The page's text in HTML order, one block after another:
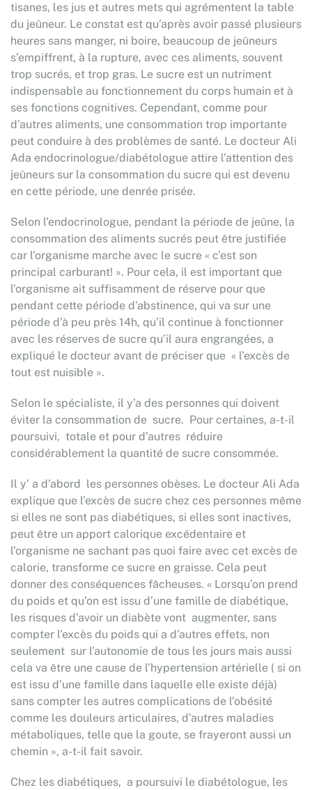
tisanes, les jus et autres mets qui agrémentent la table
du jeûneur. Le constat est qu’après avoir passé plusieurs
heures sans manger, ni boire, beaucoup de jeûneurs
s’empiffrent, à la rupture, avec ces aliments, souvent
trop sucrés, et trop gras. Le sucre est un nutriment
indispensable au fonctionnement du corps humain et à
ses fonctions cognitives. Cependant, comme pour
d’autres aliments, une consommation trop importante
peut conduire à des problèmes de santé. Le docteur Ali
Ada endocrinologue/diabétologue attire l’attention des
jeûneurs sur la consommation du sucre qui est devenu
en cette période, une denrée prisée.
Selon l’endocrinologue, pendant la période de jeûne, la
consommation des aliments sucrés peut être justifiée
car l’organisme marche avec le sucre « c’est son
principal carburant! ». Pour cela, il est important que
l’organisme ait suffisamment de réserve pour que
pendant cette période d’abstinence, qui va sur une
période d’à peu près 14h, qu’il continue à fonctionner
avec les réserves de sucre qu’il aura engrangées, a
expliqué le docteur avant de préciser que « l’excès de
tout est nuisible ».
Selon le spécialiste, il y’a des personnes qui doivent
éviter la consommation de sucre. Pour certaines, a-t-il
poursuivi, totale et pour d’autres réduire
considérablement la quantité de sucre consommée.
Il y’ a d’abord les personnes obèses. Le docteur Ali Ada
explique que l’excès de sucre chez ces personnes même
si elles ne sont pas diabétiques, si elles sont inactives,
peut être un apport calorique excédentaire et
l’organisme ne sachant pas quoi faire avec cet excès de
calorie, transforme ce sucre en graisse. Cela peut
donner des conséquences fâcheuses. « Lorsqu’on prend
du poids et qu’on est issu d’une famille de diabétique,
les risques d’avoir un diabète vont augmenter, sans
compter l’excès du poids qui a d’autres effets, non
seulement sur l’autonomie de tous les jours mais aussi
cela va être une cause de l’hypertension artérielle ( si on
est issu d’une famille dans laquelle elle existe déjà)
sans compter les autres complications de l’obésité
comme les douleurs articulaires, d’autres maladies
métaboliques, telle que la goute, se frayeront aussi un
chemin », a-t-il fait savoir.
Chez les diabétiques, a poursuivi le diabétologue, les